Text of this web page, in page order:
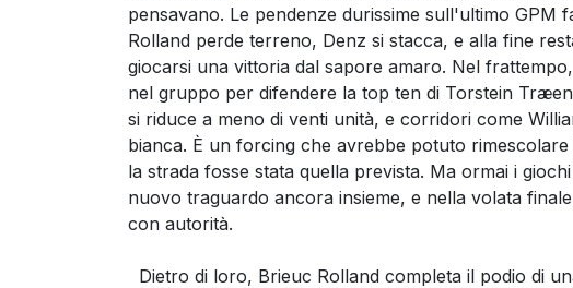
pensavano. Le pendenze durissime sull'ultimo GPM
Rolland perde terreno, Denz si stacca, e alla fine
giocarsi una vittoria dal sapore amaro. Nel
nel gruppo per difendere la top ten di Torstein
si riduce a meno di venti unità, e corridori come
bianca. È un forcing che avrebbe potuto
la strada fosse stata quella prevista. Ma ormai i
nuovo traguardo ancora insieme, e nella volata
con autorità.
Dietro di loro, Brieuc Rolland completa il podio di